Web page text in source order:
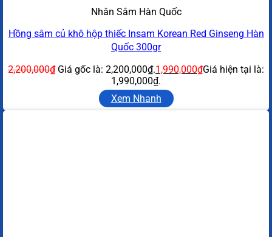
Nhân Sâm Hàn Quốc
Hồng sâm củ khô hộp thiếc Insam Korean Red Ginseng Hàn
Quốc 300gr
2,200,000₫ Giá gốc là: 2,200,000₫.1,990,000₫Giá hiện tại là:
1,990,000₫.
Xem Nhanh